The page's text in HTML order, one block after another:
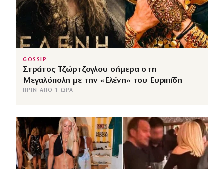
GOSSIP
Στράτος Τζώρτζογλου σήμερα στη
Μεγαλόπολη με την «Ελένη» του Ευριπίδη
ΠΡΙΝ ΑΠΌ 1 ΏΡΑ